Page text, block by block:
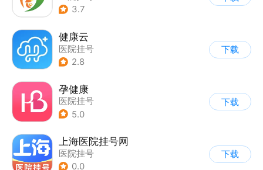
3.7
健康云
医院挂号
2.8
下载
孕健康
医院挂号
5.0
下载
上海医院挂号网
医院挂号
0.0
下载